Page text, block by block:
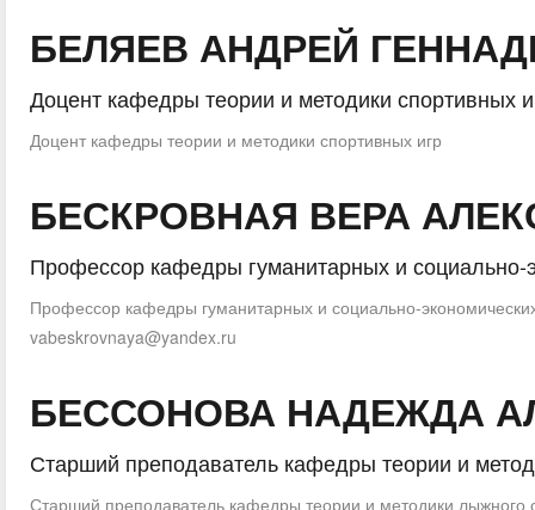
БЕЛЯЕВ АНДРЕЙ
Доцент кафедры теории и методики спортивных
Доцент кафедры теории и методики спортивных игр
БЕСКРОВНАЯ ВЕРА
Профессор кафедры гуманитарных и социально-
Профессор кафедры гуманитарных и социально-
vabeskrovnaya@yandex.ru
БЕССОНОВА НАДЕЖДА
Старший преподаватель кафедры теории и
Старший преподаватель кафедры теории и методики лыжного